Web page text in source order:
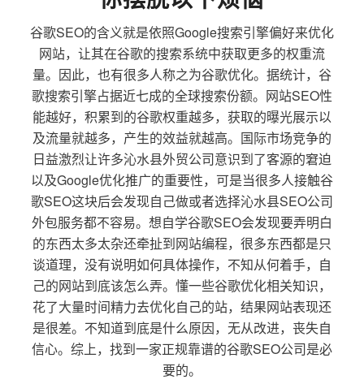
谷歌SEO的含义就是依照Google搜索引擎偏好来优化
网站，让其在谷歌的搜索系统中获取更多的权重流
量。因此，也有很多人称之为谷歌优化。据统计，谷
歌搜索引擎占据近七成的全球搜索份额。网站SEO性
能越好，积累到的谷歌权重越多，获取的曝光展示以
及流量就越多，产生的效益就越高。国际市场竞争的
日益激烈让许多沁水县外贸公司意识到了客源的窘迫
以及Google优化推广的重要性，可是当很多人接触谷
歌SEO这块后会发现自己做或者选择沁水县SEO公司
外包服务都不容易。想自学谷歌SEO会发现要弄明白
的东西太多太杂还牵扯到网站编程，很多东西都是只
谈道理，没有说明如何具体操作，不知从何着手，自
己的网站到底该怎么弄。懂一些谷歌优化相关知识，
花了大量时间精力去优化自己的站，结果网站表现还
是很差。不知道到底是什么原因，无从改进，丧失自
信心。综上，找到一家正规靠谱的谷歌SEO公司是必
要的。